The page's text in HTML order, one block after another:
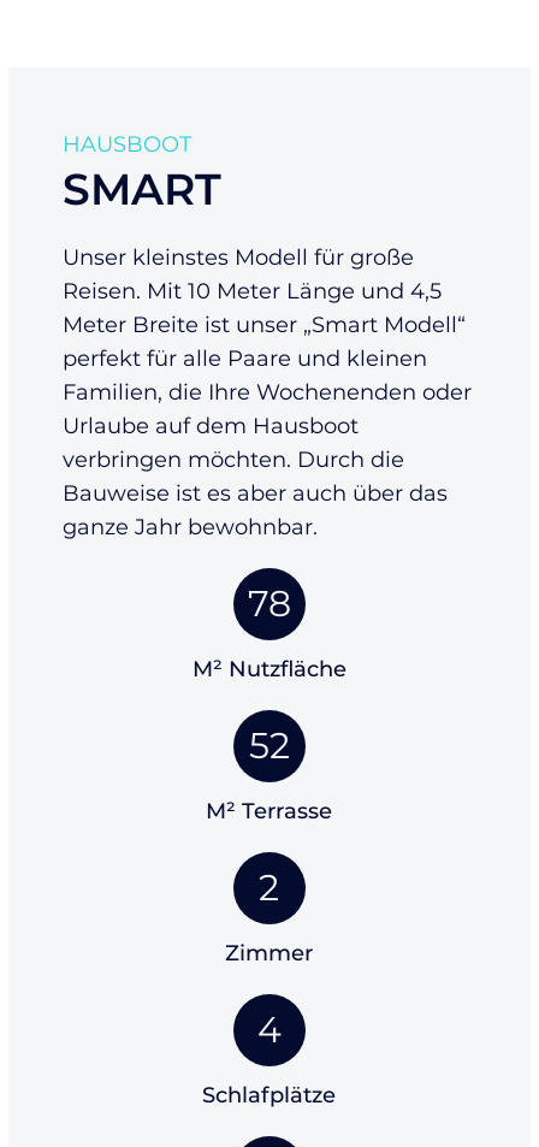
HAUSBOOT
SMART
Unser kleinstes Modell für große
Reisen. Mit 10 Meter Länge und 4,5
Meter Breite ist unser „Smart Modell“
perfekt für alle Paare und kleinen
Familien, die Ihre Wochenenden oder
Urlaube auf dem Hausboot
verbringen möchten. Durch die
Bauweise ist es aber auch über das
ganze Jahr bewohnbar.
78
M² Nutzfläche
52
M² Terrasse
2
Zimmer
4
Schlafplätze